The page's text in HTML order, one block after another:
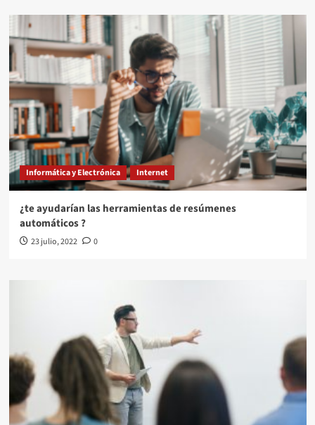
Informática y Electrónica Internet
¿te ayudarían las herramientas de resúmenes
automáticos ?
23 julio, 2022 0